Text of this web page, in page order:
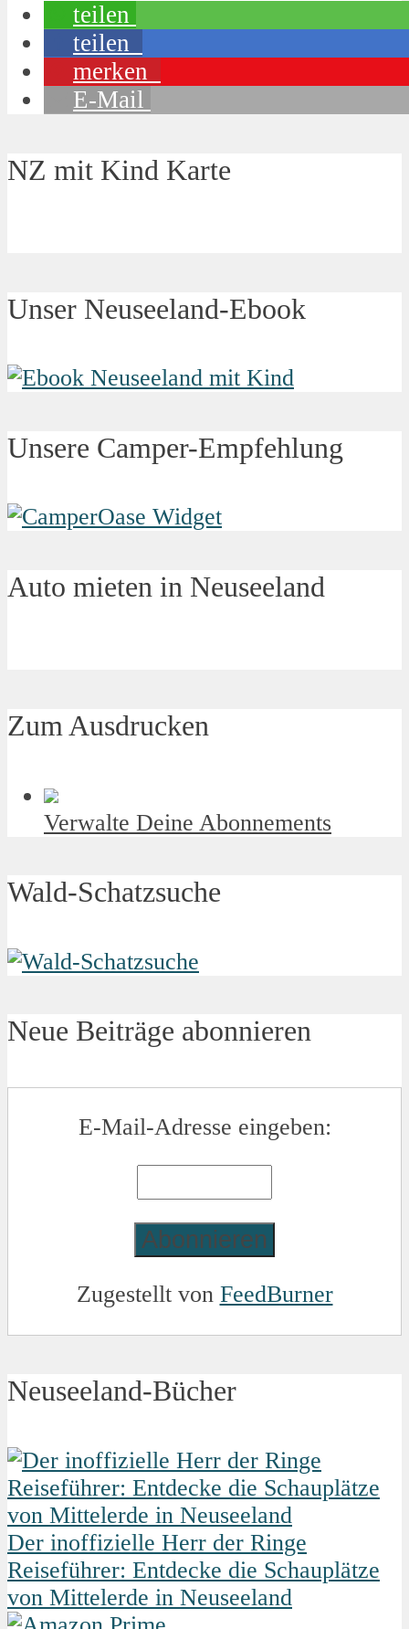
teilen
teilen
merken
E-Mail
NZ mit Kind Karte
Unser Neuseeland-Ebook
Unsere Camper-Empfehlung
Auto mieten in Neuseeland
Zum Ausdrucken
Verwalte Deine Abonnements
Wald-Schatzsuche
Neue Beiträge abonnieren
E-Mail-Adresse eingeben:
Zugestellt von FeedBurner
Neuseeland-Bücher
Der inoffizielle Herr der Ringe
Reiseführer: Entdecke die Schauplätze
von Mittelerde in Neuseeland